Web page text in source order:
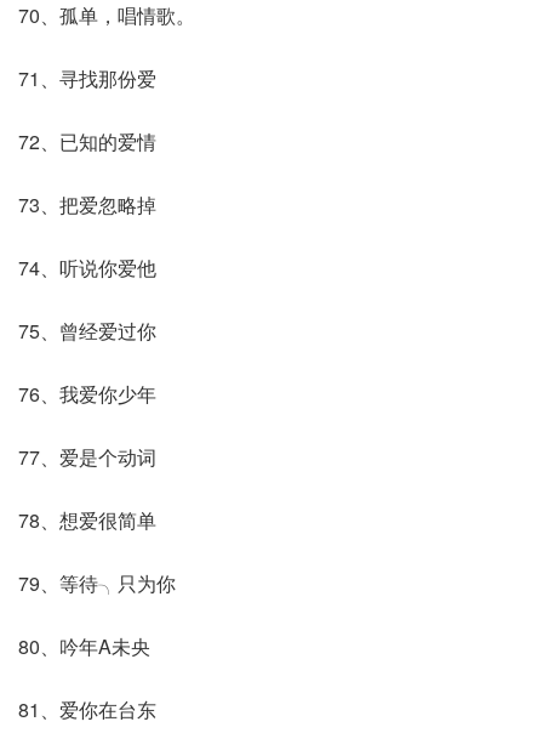
70、孤单，唱情歌。
71、寻找那份爱
72、已知的爱情
73、把爱忽略掉
74、听说你爱他
75、曾经爱过你
76、我爱你少年
77、爱是个动词
78、想爱很简单
79、等待╮只为你
80、吟年A未央
81、爱你在台东